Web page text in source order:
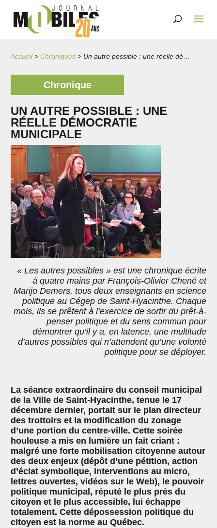
Accueil>Chroniques > Un autre possible : une réelle démocratie municipale
Chronique
UN AUTRE POSSIBLE : UNE
RÉELLE DÉMOCRATIE
MUNICIPALE
« Les autres possibles » est une chronique écrite
à quatre mains par François-Olivier Chené et
Marijo Demers, tous deux enseignants en science
politique au Cégep de Saint-Hyacinthe. Chaque
mois, ils se prêtent à l’exercice de sortir du prêt-à-
penser politique et du sens commun pour
démontrer qu’il y a, en latence, une multitude
d’autres possibles qui n’attendent qu’une volonté
politique pour se déployer.
La séance extraordinaire du conseil municipal
de la Ville de Saint-Hyacinthe, tenue le 17
décembre dernier, portait sur le plan directeur
des trottoirs et la modification du zonage
d’une portion du centre-ville. Cette soirée
houleuse a mis en lumière un fait criant :
malgré une forte mobilisation citoyenne autour
des deux enjeux (dépôt d’une pétition, action
d’éclat symbolique, interventions au micro,
lettres ouvertes, vidéos sur le Web), le pouvoir
politique municipal, réputé le plus près du
citoyen et le plus accessible, lui échappe
totalement. Cette dépossession politique du
citoyen est la norme au Québec.